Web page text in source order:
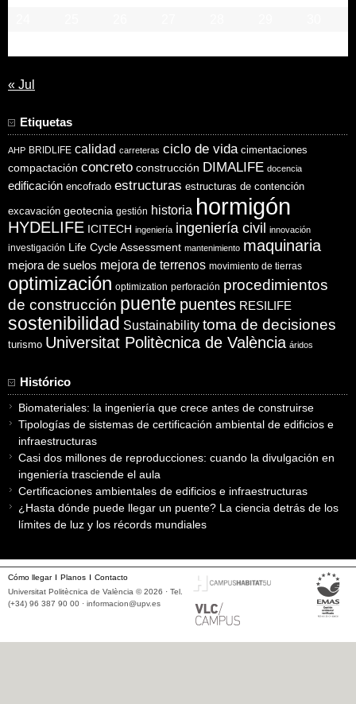
« Jul
Etiquetas
AHP BRIDLIFE calidad carreteras ciclo de vida cimentaciones
compactación concreto construcción DIMALIFE docencia
edificación encofrado estructuras estructuras de contención
excavación geotecnia gestión historia hormigón
HYDELIFE ICITECH ingeniería ingeniería civil innovación
investigación Life Cycle Assessment mantenimiento maquinaria
mejora de suelos mejora de terrenos movimiento de tierras
optimización optimization perforación procedimientos
de construcción puente puentes RESILIFE
sostenibilidad Sustainability toma de decisiones
turismo Universitat Politècnica de València áridos
Histórico
Biomateriales: la ingeniería que crece antes de construirse
Tipologías de sistemas de certificación ambiental de edificios e
infraestructuras
Casi dos millones de reproducciones: cuando la divulgación en
ingeniería trasciende el aula
Certificaciones ambientales de edificios e infraestructuras
¿Hasta dónde puede llegar un puente? La ciencia detrás de los
límites de luz y los récords mundiales
Cómo llegar Planos
Contacto
Universitat Politècnica de València © 2026 · Tel.
(+34) 96 387 90 00 · informacion@upv.es